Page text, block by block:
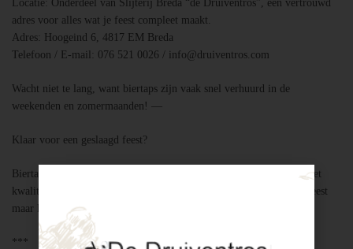
Locatie: Onderdeel van Slijterij Breda “de Druiventros”, een vertrouwd
adres voor alles wat je feest compleet maakt.
Adres: Hoogeind 6, 4817 EM Breda
Telefoon / E-mail: 076 521 0026 / info@druiventros.com
Wacht niet te lang, want biertaps zijn vaak snel verhuurd in de
weekenden en zomermaanden! —
Klaar voor een geslaagd feest?
Biertap huren locatie Breda – snel geregeld via Druiventros.com, met
kwaliteit en service van Slijterij Breda “de Druiventros”. Laat het feest
maar komen!
***